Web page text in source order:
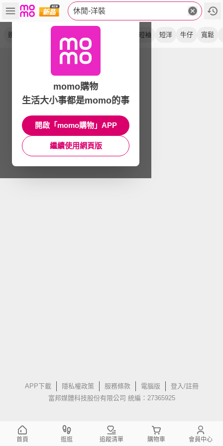
休閒-洋裝
連身裙 短袖 短洋 牛仔 寬鬆
APP下載 隱私權政策 服務條款 電腦版
登入/註冊
富邦媒體科技股份有限公司 統編：27365925
momo購物
生活大小事都是momo的事
開啟「momo購物」APP
繼續使用網頁版
首頁 逛逛 追蹤清單 購物車 會員中心